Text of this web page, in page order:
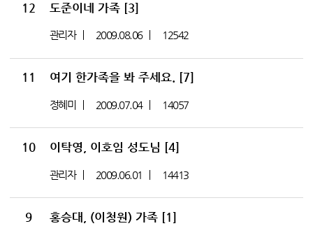
12 도준이네 가족 [3]
관리자 2009.08.06 12542
11 여기 한가족을 봐 주세요. [7]
정혜미 2009.07.04 14057
10 이탁영, 이호임 성도님 [4]
관리자 2009.06.01 14413
9 홍승대, (이청원) 가족 [1]